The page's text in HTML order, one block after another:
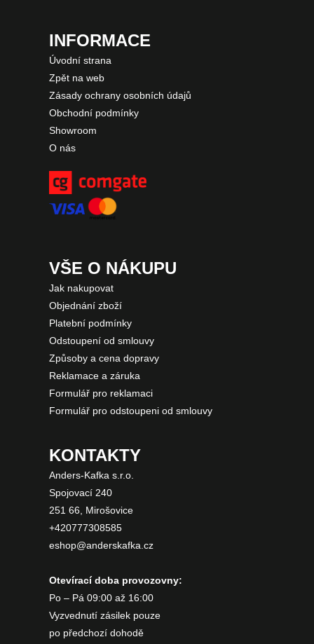
INFORMACE
Úvodní strana
Zpět na web
Zásady ochrany osobních údajů
Obchodní podmínky
Showroom
O nás
VŠE O NÁKUPU
Jak nakupovat
Objednání zboží
Platební podmínky
Odstoupení od smlouvy
Způsoby a cena dopravy
Reklamace a záruka
Formulář pro reklamaci
Formulář pro odstoupeni od smlouvy
KONTAKTY
Anders-Kafka s.r.o.
Spojovací 240
251 66, Mirošovice
+420777308585
eshop@anderskafka.cz
Otevírací doba provozovny:
Po – Pá 09:00 až 16:00
Vyzvednutí zásilek pouze
po předchozí dohodě